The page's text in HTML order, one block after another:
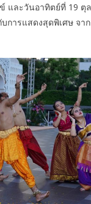
และวันอาทิตย์ที่ 19 ตุ
การแสดงสุดพิเศษ จา